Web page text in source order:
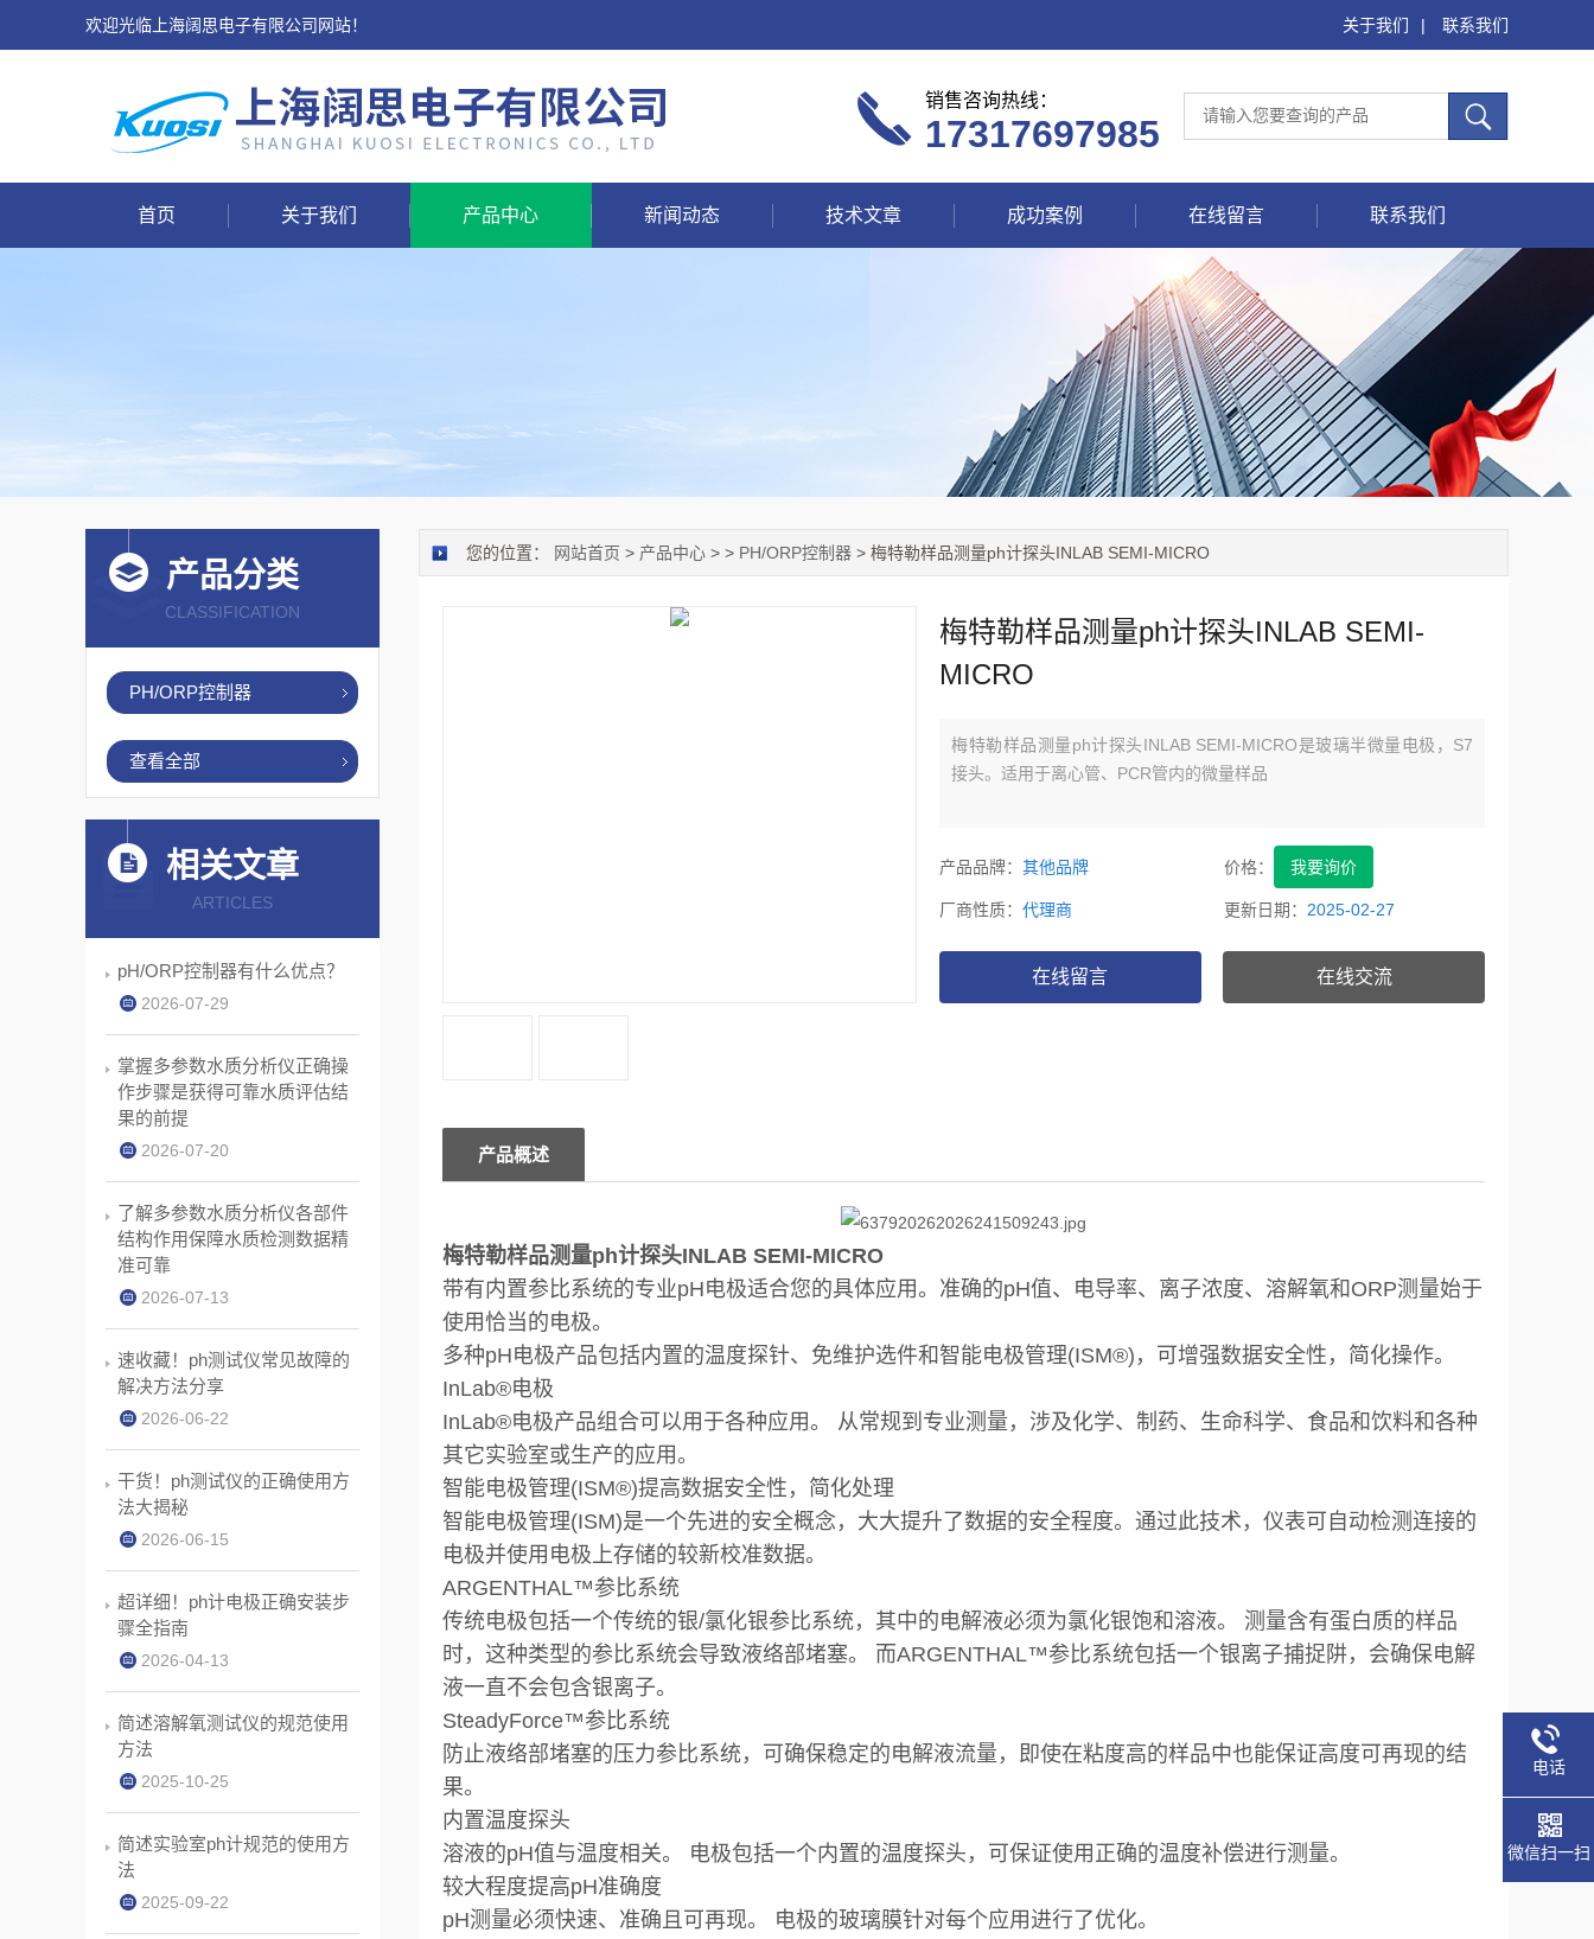
欢迎光临上海阔思电子有限公司网站！ 关于我们 | 联系我们
销售咨询热线：
17317697985
首页 关于我们 产品中心 新闻动态 技术文章 成功案例 在线留言 联系我们
您的位置： 网站首页 > 产品中心 > > PH/ORP控制器 > 梅特勒样品测量ph计探头INLAB SEMI-MICRO
梅特勒样品测量ph计探头INLAB SEMI-
MICRO
梅特勒样品测量ph计探头INLAB SEMI-MICRO是玻璃半微量电极，S7
接头。适用于离心管、PCR管内的微量样品
产品品牌： 其他品牌 价格： 我要询价
厂商性质： 代理商 更新日期： 2025-02-27
在线留言 在线交流
产品概述
梅特勒样品测量ph计探头INLAB SEMI-MICRO
带有内置参比系统的专业pH电极适合您的具体应用。准确的pH值、电导率、离子浓度、溶解氧和ORP测量始于
使用恰当的电极。
多种pH电极产品包括内置的温度探针、免维护选件和智能电极管理(ISM®)，可增强数据安全性，简化操作。
InLab®电极
InLab®电极产品组合可以用于各种应用。 从常规到专业测量，涉及化学、制药、生命科学、食品和饮料和各种
其它实验室或生产的应用。
智能电极管理(ISM®)提高数据安全性，简化处理
智能电极管理(ISM)是一个先进的安全概念，大大提升了数据的安全程度。通过此技术，仪表可自动检测连接的
电极并使用电极上存储的较新校准数据。
ARGENTHAL™参比系统
传统电极包括一个传统的银/氯化银参比系统，其中的电解液必须为氯化银饱和溶液。 测量含有蛋白质的样品
时，这种类型的参比系统会导致液络部堵塞。 而ARGENTHAL™参比系统包括一个银离子捕捉阱，会确保电解
液一直不会包含银离子。
SteadyForce™参比系统
防止液络部堵塞的压力参比系统，可确保稳定的电解液流量，即使在粘度高的样品中也能保证高度可再现的结
果。
内置温度探头
溶液的pH值与温度相关。 电极包括一个内置的温度探头，可保证使用正确的温度补偿进行测量。
较大程度提高pH准确度
pH测量必须快速、准确且可再现。 电极的玻璃膜针对每个应用进行了优化。
产品分类
CLASSIFICATION
PH/ORP控制器
查看全部
相关文章
ARTICLES
pH/ORP控制器有什么优点？
2026-07-29
掌握多参数水质分析仪正确操
作步骤是获得可靠水质评估结
果的前提
2026-07-20
了解多参数水质分析仪各部件
结构作用保障水质检测数据精
准可靠
2026-07-13
速收藏！ph测试仪常见故障的
解决方法分享
2026-06-22
干货！ph测试仪的正确使用方
法大揭秘
2026-06-15
超详细！ph计电极正确安装步
骤全指南
2026-04-13
简述溶解氧测试仪的规范使用
方法
2025-10-25
简述实验室ph计规范的使用方
法
2025-09-22
电话
微信扫一扫